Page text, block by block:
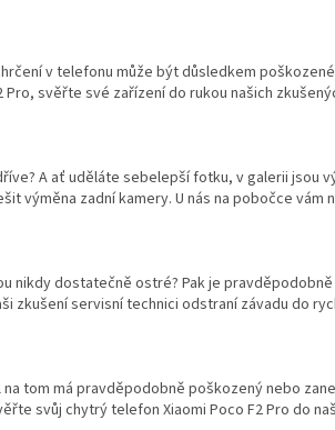
v telefonu může být důsledkem
svěřte své zařízení do rukou našich
A ať uděláte sebelepší fotku, v galerii jsou
výměna zadní kamery. U nás na pobočce vám
nikdy dostatečně ostré? Pak je pravděpodobně
zkušení servisní technici odstraní závadu do
tom má pravděpodobně poškozený nebo
svůj chytrý telefon Xiaomi Poco F2 Pro do